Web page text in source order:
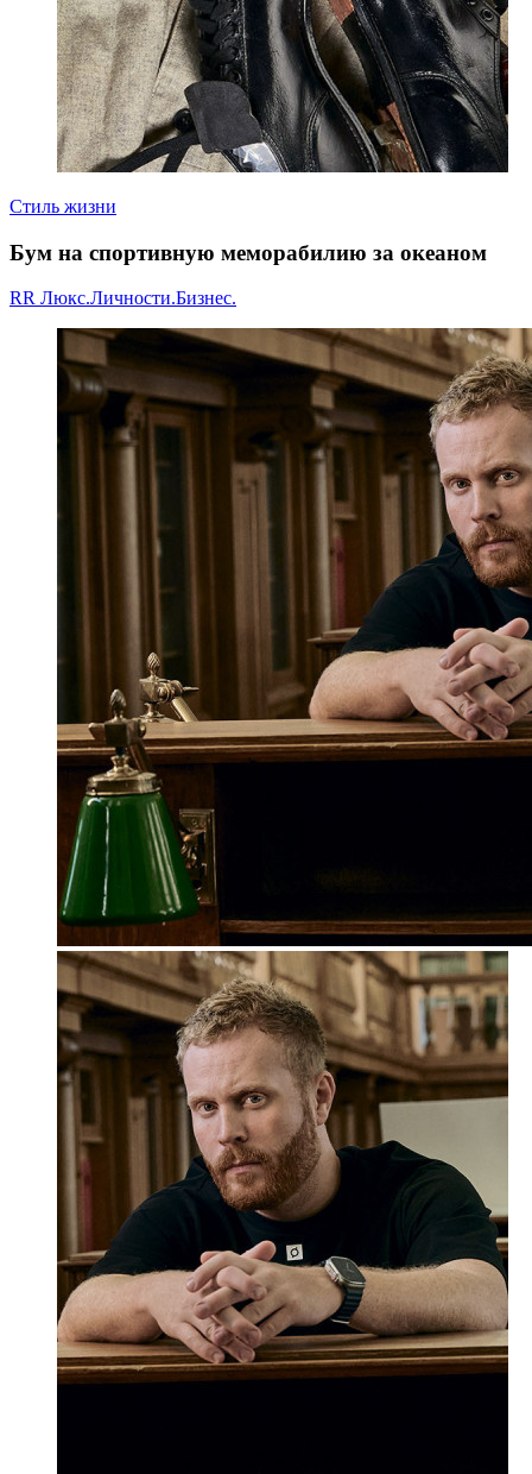
Стиль жизни
Бум на спортивную меморабилию за океаном
RR Люкс.Личности.Бизнес.